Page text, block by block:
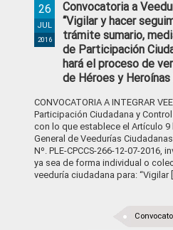
Convocatoria a
“Vigilar y hacer
trámite sumario,
de Participación
hará el proceso de
de Héroes y Heroínas
26
JUL
2016
CONVOCATORIA A INTEGRAR
Participación Ciudadana y
con lo que establece el Artículo
General de Veedurías
Nº. PLE-CPCCS-266-12-07-2016,
ya sea de forma individual o
veeduría ciudadana para: “Vigilar